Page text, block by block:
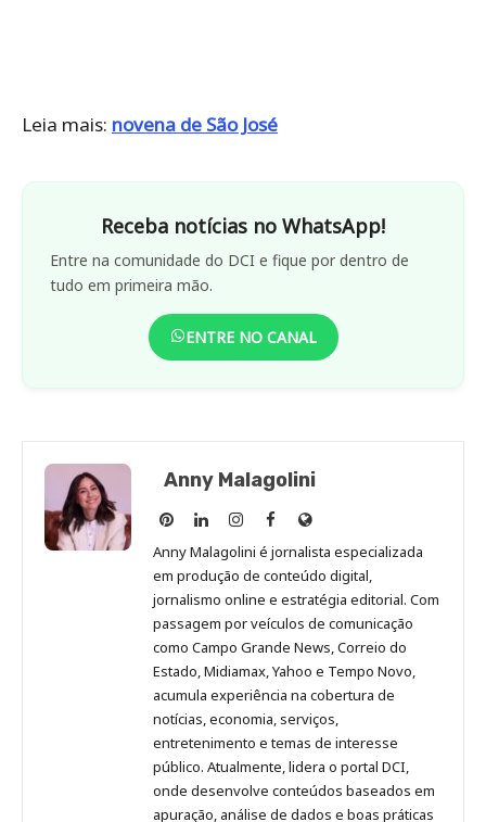
Leia mais: novena de São José
Receba notícias no WhatsApp!
Entre na comunidade do DCI e fique por dentro de
tudo em primeira mão.
ENTRE NO CANAL
Anny Malagolini
Anny
Malagolini
no
Pinterest
Anny
Malagolini
no
LinkedIn
Anny
Malagolini
no
Instagram
Anny
Malagolini
no
Facebook
Site
de
Anny
Malagolini
Anny Malagolini é jornalista especializada
em produção de conteúdo digital,
jornalismo online e estratégia editorial. Com
passagem por veículos de comunicação
como Campo Grande News, Correio do
Estado, Midiamax, Yahoo e Tempo Novo,
acumula experiência na cobertura de
notícias, economia, serviços,
entretenimento e temas de interesse
público. Atualmente, lidera o portal DCI,
onde desenvolve conteúdos baseados em
apuração, análise de dados e boas práticas